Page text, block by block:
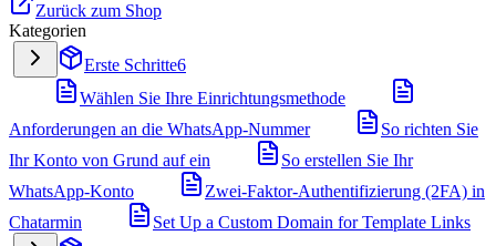
Zurück zum Shop
Kategorien
Erste Schritte6
Wählen Sie Ihre Einrichtungsmethode
Anforderungen an die WhatsApp-Nummer
So richten Sie
Ihr Konto von Grund auf ein
So erstellen Sie Ihr
WhatsApp-Konto
Zwei-Faktor-Authentifizierung (2FA) in
Chatarmin
Set Up a Custom Domain for Template Links